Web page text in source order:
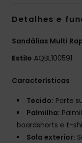
Detalhes e
Sandálias Multi
Estilo AQBL100591
Características
Tecido: Parte
Palmilha:
boardshorts e t-
Sola exterior: